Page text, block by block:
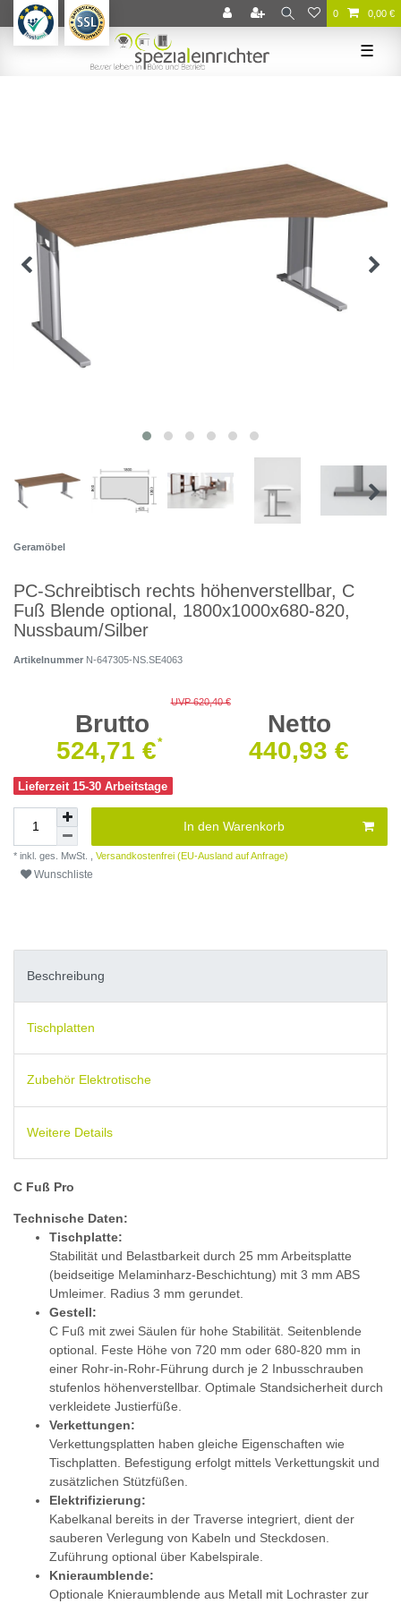
0 0,00 €
☰
Geramöbel
PC-Schreibtisch rechts höhenverstellbar, C
Fuß Blende optional, 1800x1000x680-820,
Nussbaum/Silber
Artikelnummer N-647305-NS.SE4063
UVP 620,40 €
Brutto
Netto
524,71 €
* 440,93 €
Lieferzeit 15-30 Arbeitstage
In den Warenkorb
* inkl. ges. MwSt. , Versandkostenfrei (EU-Ausland auf Anfrage)
Wunschliste
Beschreibung
Tischplatten
Zubehör Elektrotische
Weitere Details
C Fuß Pro
Technische Daten:
Tischplatte:
Stabilität und Belastbarkeit durch 25 mm Arbeitsplatte
(beidseitige Melaminharz-Beschichtung) mit 3 mm ABS
Umleimer. Radius 3 mm gerundet.
Gestell:
C Fuß mit zwei Säulen für hohe Stabilität. Seitenblende
optional. Feste Höhe von 720 mm oder 680-820 mm in
einer Rohr-in-Rohr-Führung durch je 2 Inbusschrauben
stufenlos höhenverstellbar. Optimale Standsicherheit durch
verkleidete Justierfüße.
Verkettungen:
Verkettungsplatten haben gleiche Eigenschaften wie
Tischplatten. Befestigung erfolgt mittels Verkettungskit und
zusätzlichen Stützfüßen.
Elektrifizierung:
Kabelkanal bereits in der Traverse integriert, dient der
sauberen Verlegung von Kabeln und Steckdosen.
Zuführung optional über Kabelspirale.
Knieraumblende:
Optionale Knieraumblende aus Metall mit Lochraster zur